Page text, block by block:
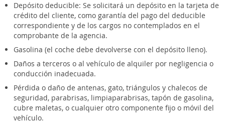
Depósito deducible: Se solicitará un depósito en la tarjeta de
crédito del cliente, como garantía del pago del deducible
correspondiente y de los cargos no contemplados en el
comprobante de la agencia.
Gasolina (el coche debe devolverse con el depósito lleno).
Daños a terceros o al vehículo de alquiler por negligencia o
conducción inadecuada.
Pérdida o daño de antenas, gato, triángulos y chalecos de
seguridad, parabrisas, limpiaparabrisas, tapón de gasolina,
cubre maletas, o cualquier otro componente fijo o móvil del
vehículo.